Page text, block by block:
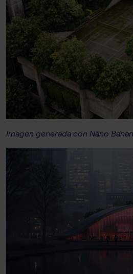
Imagen generada con Nano